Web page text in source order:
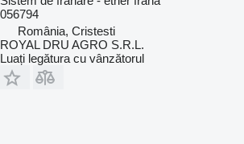
056794
România, Cristesti
ROYAL DRU AGRO S.R.L.
Luați legătura cu vânzătorul